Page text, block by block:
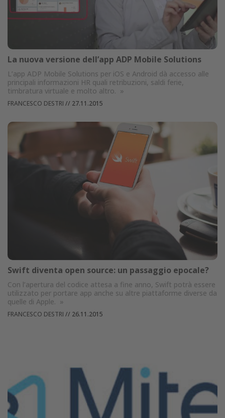
La nuova versione dell’app ADP Mobile Solutions
L’app ADP Mobile Solutions per iOS e Android dà accesso alle
principali informazioni HR quali retribuzioni, saldi ferie,
timbratura virtuale e molto altro. »
FRANCESCO DESTRI // 27.11.2015
Swift diventa open source: un passaggio epocale?
Con l’apertura del codice attesa a fine anno, Swift potrà essere
utilizzato per portare app anche su altre piattaforme diverse da
quelle di Apple. »
FRANCESCO DESTRI // 26.11.2015